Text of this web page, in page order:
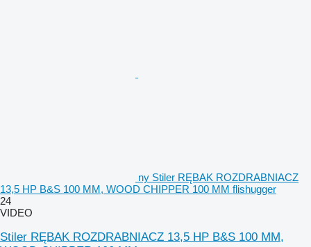
ny Stiler RĘBAK ROZDRABNIACZ
13,5 HP B&S 100 MM, WOOD CHIPPER 100 MM flishugger
24
VIDEO
Stiler RĘBAK ROZDRABNIACZ 13,5 HP B&S 100 MM,